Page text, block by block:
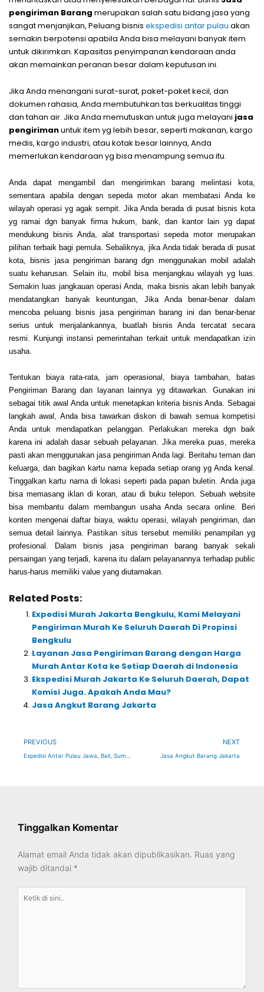
pengiriman Barang merupakan salah satu bidang jasa yang
sangat menjanjikan, Peluang bisnis ekspedisi antar pulau akan
semakin berpotensi apabila Anda bisa melayani banyak item
untuk dikirimkan. Kapasitas penyimpanan kendaraan anda
akan memainkan peranan besar dalam keputusan ini.
Jika Anda menangani surat-surat, paket-paket kecil, dan
dokumen rahasia, Anda membutuhkan tas berkualitas tinggi
dan tahan air. Jika Anda memutuskan untuk juga melayani jasa
pengirimanuntuk item yg lebih besar, seperti makanan, kargo
medis, kargo industri, atau kotak besar lainnya, Anda
memerlukan kendaraan yg bisa menampung semua itu.
Anda dapat mengambil dan mengirimkan barang melintasi kota,
sementara apabila dengan sepeda motor akan membatasi Anda ke
wilayah operasi yg agak sempit. Jika Anda berada di pusat bisnis kota
yg ramai dgn banyak firma hukum, bank, dan kantor lain yg dapat
mendukung bisnis Anda, alat transportasi sepeda motor merupakan
pilihan terbaik bagi pemula. Sebaliknya, jika Anda tidak berada di pusat
kota, bisnis jasa pengiriman barang dgn menggunakan mobil adalah
suatu keharusan. Selain itu, mobil bisa menjangkau wilayah yg luas.
Semakin luas jangkauan operasi Anda, maka bisnis akan lebih banyak
mendatangkan banyak keuntungan, Jika Anda benar-benar dalam
mencoba peluang bisnis jasa pengiriman barang ini dan benar-benar
serius untuk menjalankannya, buatlah bisnis Anda tercatat secara
resmi. Kunjungi instansi pemerintahan terkait untuk mendapatkan izin
usaha.
Tentukan biaya rata-rata, jam operasional, biaya tambahan, batas
Pengiriman Barang dan layanan lainnya yg ditawarkan. Gunakan ini
sebagai titik awal Anda untuk menetapkan kriteria bisnis Anda. Sebagai
langkah awal, Anda bisa tawarkan diskon di bawah semua kompetisi
Anda untuk mendapatkan pelanggan. Perlakukan mereka dgn baik
karena ini adalah dasar sebuah pelayanan. Jika mereka puas, mereka
pasti akan menggunakan jasa pengiriman Anda lagi. Beritahu teman dan
keluarga, dan bagikan kartu nama kepada setiap orang yg Anda kenal.
Tinggalkan kartu nama di lokasi seperti pada papan buletin. Anda juga
bisa memasang iklan di koran, atau di buku telepon. Sebuah website
bisa membantu dalam membangun usaha Anda secara online. Beri
konten mengenai daftar biaya, waktu operasi, wilayah pengiriman, dan
semua detail lainnya. Pastikan situs tersebut memiliki penampilan yg
profesional. Dalam bisnis jasa pengiriman barang banyak sekali
persaingan yang terjadi, karena itu dalam pelayanannya terhadap public
harus-harus memiliki value yang diutamakan.
Related Posts:
Expedisi Murah Jakarta Bengkulu, Kami Melayani
Pengiriman Murah Ke Seluruh Daerah Di Propinsi
Bengkulu
Layanan Jasa Pengiriman Barang dengan Harga
Murah Antar Kota ke Setiap Daerah di Indonesia
Ekspedisi Murah Jakarta Ke Seluruh Daerah, Dapat
Komisi Juga. Apakah Anda Mau?
Jasa Angkut Barang Jakarta
Prev
PREVIOUS NEXT
Jasa Angkut Barang Jakarta
Tinggalkan Komentar
Alamat email Anda tidak akan dipublikasikan. Ruas yang
wajib ditandai *
Ketik